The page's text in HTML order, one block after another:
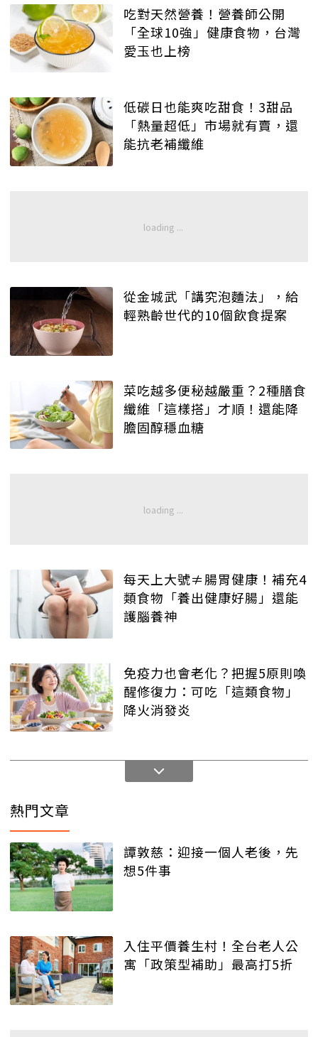
吃對天然營養！營養師公開
「全球10強」健康食物，台灣
愛玉也上榜
低碳日也能爽吃甜食！3甜品
「熱量超低」市場就有賣，還
能抗老補纖維
從金城武「講究泡麵法」，給
輕熟齡世代的10個飲食提案
菜吃越多便秘越嚴重？2種膳食
纖維「這樣搭」才順！還能降
膽固醇穩血糖
每天上大號≠腸胃健康！補充4
類食物「養出健康好腸」還能
護腦養神
免疫力也會老化？把握5原則喚
醒修復力：可吃「這類食物」
降火消發炎
熱門文章
譚敦慈：迎接一個人老後，先
想5件事
入住平價養生村！全台老人公
寓「政策型補助」最高打5折